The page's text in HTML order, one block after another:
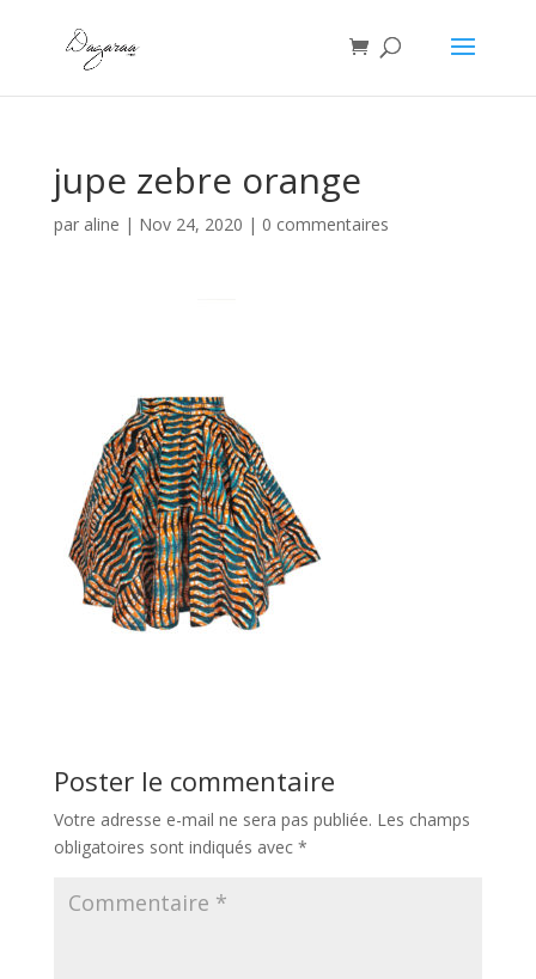
jupe zebre orange
par aline | Nov 24, 2020 | 0 commentaires
Poster le commentaire
Votre adresse e-mail ne sera pas publiée. Les champs
obligatoires sont indiqués avec *